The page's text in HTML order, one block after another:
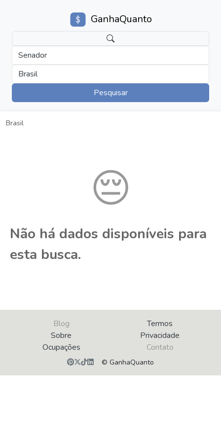
GanhaQuanto
Senador
Brasil
Pesquisar
Brasil
😔
Não há dados disponíveis para
esta busca.
© GanhaQuanto
Blog
Sobre
Ocupações
Termos
Privacidade
Contato